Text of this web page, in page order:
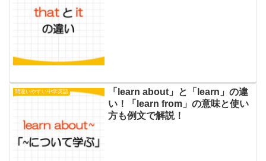
間違いやすい中学英語
「learn about」と「learn」の違
い！「learn from」の意味と使い
方も例文で解説！